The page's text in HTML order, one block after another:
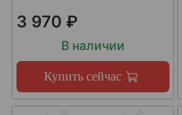
3 970 ₽
В наличии
Купить сейчас